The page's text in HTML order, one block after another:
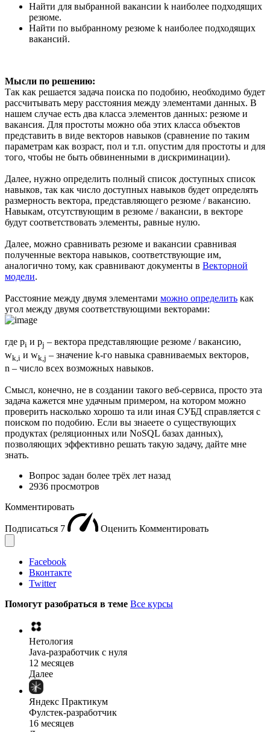
Найти для выбранной вакансии k наиболее подходящих
резюме.
Найти по выбранному резюме k наиболее подходящих
вакансий.
Мысли по решению:
Так как решается задача поиска по подобию, необходимо будет
рассчитывать меру расстояния между элементами данных. В
нашем случае есть два класса элементов данных: резюме и
вакансия. Для простоты можно оба этих класса объектов
представить в виде векторов навыков (сравнение по таким
параметрам как возраст, пол и т.п. опустим для простоты и для
того, чтобы не быть обвиненными в дискриминации).
Далее, нужно определить полный список доступных список
навыков, так как число доступных навыков будет определять
размерность вектора, представляющего резюме / вакансию.
Навыкам, отсутствующим в резюме / вакансии, в векторе
будут соответствовать элементы, равные нулю.
Далее, можно сравнивать резюме и вакансии сравнивая
полученные вектора навыков, соответствующие им,
аналогично тому, как сравнивают документы в Векторной
модели.
Расстояние между двумя элементами можно определить как
угол между двумя соответствующими векторами:
где pi и pj – вектора представляющие резюме / вакансию,
wk,i и wk,j – значение k-го навыка сравниваемых векторов,
n – число всех возможных навыков.
Смысл, конечно, не в создании такого веб-сервиса, просто эта
задача кажется мне удачным примером, на котором можно
проверить насколько хорошо та или иная СУБД справляется с
поиском по подобию. Если вы знаеете о существующих
продуктах (реляционных или NoSQL базах данных),
позволяющих эффективно решать такую задачу, дайте мне
знать.
Вопрос задан более трёх лет назад
2936 просмотров
Комментировать
Подписаться 7 Оценить Комментировать
Facebook
Вконтакте
Twitter
Помогут разобраться в теме Все курсы
Нетология
Java-разработчик с нуля
12 месяцев
Далее
Яндекс Практикум
Фулстек-разработчик
16 месяцев